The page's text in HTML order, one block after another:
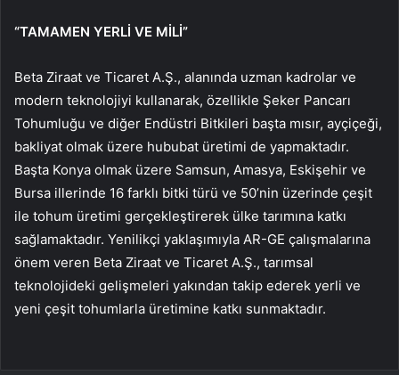
“TAMAMEN YERLİ VE MİLİ”
Beta Ziraat ve Ticaret A.Ş., alanında uzman kadrolar ve
modern teknolojiyi kullanarak, özellikle Şeker Pancarı
Tohumluğu ve diğer Endüstri Bitkileri başta mısır, ayçiçeği,
bakliyat olmak üzere hububat üretimi de yapmaktadır.
Başta Konya olmak üzere Samsun, Amasya, Eskişehir ve
Bursa illerinde 16 farklı bitki türü ve 50’nin üzerinde çeşit
ile tohum üretimi gerçekleştirerek ülke tarımına katkı
sağlamaktadır. Yenilikçi yaklaşımıyla AR-GE çalışmalarına
önem veren Beta Ziraat ve Ticaret A.Ş., tarımsal
teknolojideki gelişmeleri yakından takip ederek yerli ve
yeni çeşit tohumlarla üretimine katkı sunmaktadır.